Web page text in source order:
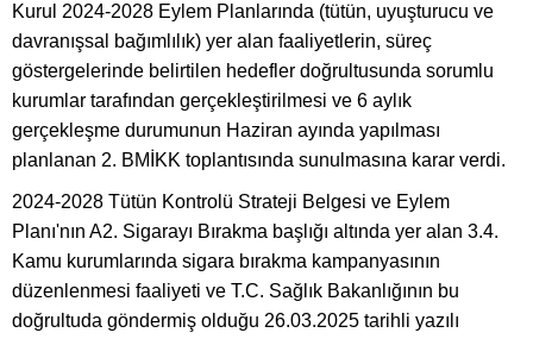
Kurul 2024-2028 Eylem Planlarında (tütün, uyuşturucu ve
davranışsal bağımlılık) yer alan faaliyetlerin, süreç
göstergelerinde belirtilen hedefler doğrultusunda sorumlu
kurumlar tarafından gerçekleştirilmesi ve 6 aylık
gerçekleşme durumunun Haziran ayında yapılması
planlanan 2. BMİKK toplantısında sunulmasına karar verdi.
2024-2028 Tütün Kontrolü Strateji Belgesi ve Eylem
Planı'nın A2. Sigarayı Bırakma başlığı altında yer alan 3.4.
Kamu kurumlarında sigara bırakma kampanyasının
düzenlenmesi faaliyeti ve T.C. Sağlık Bakanlığının bu
doğrultuda göndermiş olduğu 26.03.2025 tarihli yazılı